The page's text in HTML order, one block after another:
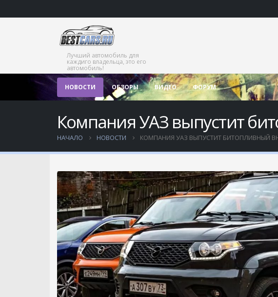
Лучший автомобиль для
каждиго владельца, это его
автомобиль!
НОВОСТИ ОБЗОРЫ ВИДЕО ФОРУМ
Компания УАЗ выпустит
НАЧАЛО НОВОСТИ КОМПАНИЯ УАЗ ВЫПУСТИТ БИТОПЛИВНЫЙ